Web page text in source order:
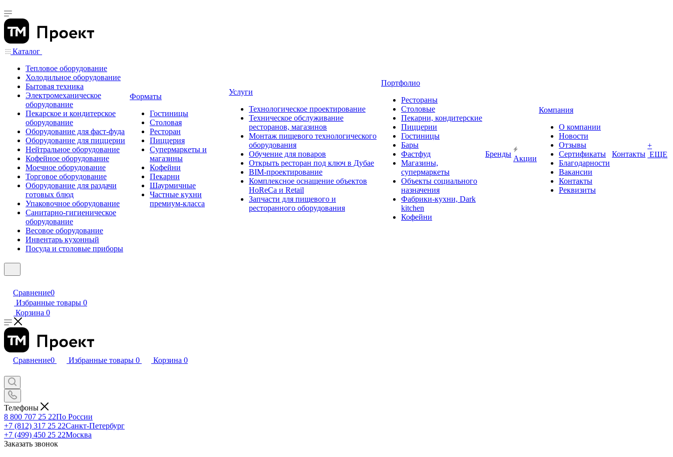
Каталог
Тепловое оборудование
Холодильное оборудование
Бытовая техника
Электромеханическое
оборудование
Пекарское и кондитерское
оборудование
Оборудование для фаст-фуда
Оборудование для пиццерии
Нейтральное оборудование
Кофейное оборудование
Моечное оборудование
Торговое оборудование
Оборудование для раздачи
готовых блюд
Упаковочное оборудование
Санитарно-гигиеническое
оборудование
Весовое оборудование
Инвентарь кухонный
Посуда и столовые приборы
Форматы
Гостиницы
Столовая
Ресторан
Пиццерия
Супермаркеты и
магазины
Кофейни
Пекарни
Шаурмичные
Частные кухни
премиум-класса
Услуги
Технологическое проектирование
Техническое обслуживание
ресторанов, магазинов
Монтаж пищевого технологического
оборудования
Обучение для поваров
Открыть ресторан под ключ в Дубае
BIM-проектирование
Комплексное оснащение объектов
HoReCa и Retail
Запчасти для пищевого и
ресторанного оборудования
Портфолио
Рестораны
Столовые
Пекарни, кондитерские
Пиццерии
Гостиницы
Бары
Фастфуд
Магазины,
супермаркеты
Объекты социального
назначения
Фабрики-кухни, Dark
kitchen
Кофейни
Бренды
Акции
Компания
О компании
Новости
Отзывы
Сертификаты
Благодарности
Вакансии
Контакты
Реквизиты
Контакты
+
ЕЩЕ
Сравнение0
Избранные товары 0
Корзина 0
Сравнение0 Избранные товары 0 Корзина 0
Телефоны
8 800 707 25 22По России
+7 (812) 317 25 22Санкт-Петербург
+7 (499) 450 25 22Москва
Заказать звонок